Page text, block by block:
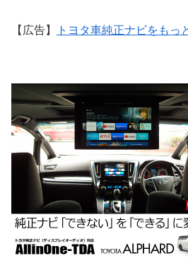
【広告】 トヨタ車純正ナビをもっ